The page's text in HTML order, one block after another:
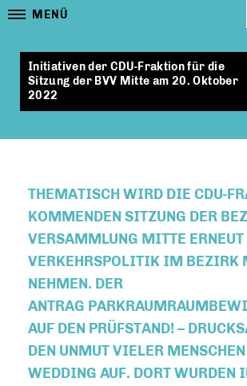
MENÜ
Initiativen der CDU-Fraktion für die
Sitzung der BVV Mitte am 20. Oktober
2022
THEMATISCH WIRD DIE CDU-
KOMMENDEN SITZUNG DER
VERSAMMLUNG MITTE ERNEUT
VERKEHRSPOLITIK IM BEZIRK
NEHMEN. DER
ANTRAG
AUF DEN PRÜFSTAND! –
DEN UNMUT VIELER
WEDDING AUF. DORT WURDEN